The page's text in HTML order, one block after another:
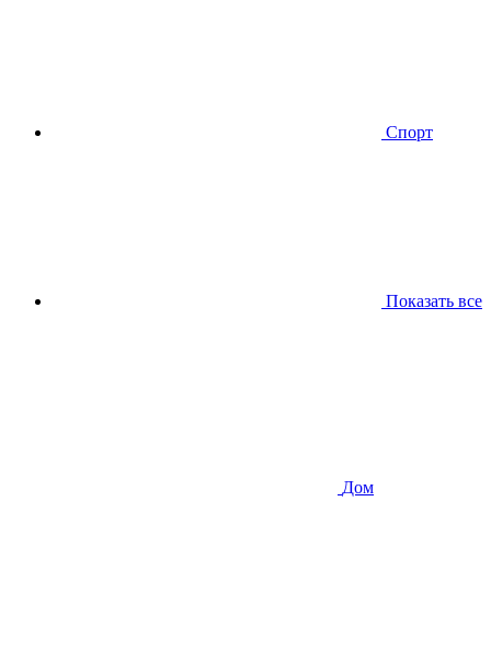
Спорт
Показать все
Дом